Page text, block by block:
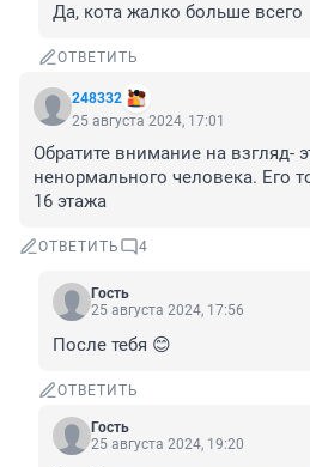
Да, кота жалко больше всего
ОТВЕТИТЬ
248332
25 августа 2024, 17:01
Обратите внимание на взгляд-
ненормального человека. Его
16 этажа
ОТВЕТИТЬ 4
Гость
25 августа 2024, 17:56
После тебя 😊
ОТВЕТИТЬ
Гость
25 августа 2024, 19:20